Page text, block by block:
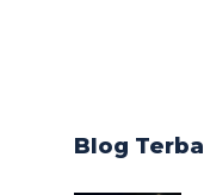
Blog